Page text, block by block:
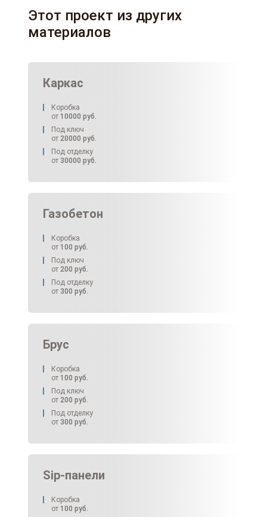
Этот проект из других
материалов
Каркас
Коробка
от 10000 руб.
Под ключ
от 20000 руб.
Под отделку
от 30000 руб.
Газобетон
Коробка
от 100 руб.
Под ключ
от 200 руб.
Под отделку
от 300 руб.
Брус
Коробка
от 100 руб.
Под ключ
от 200 руб.
Под отделку
от 300 руб.
Sip-панели
Коробка
от 100 руб.